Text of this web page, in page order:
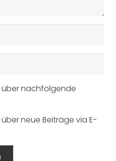
nachfolgende
neue Beiträge via E-